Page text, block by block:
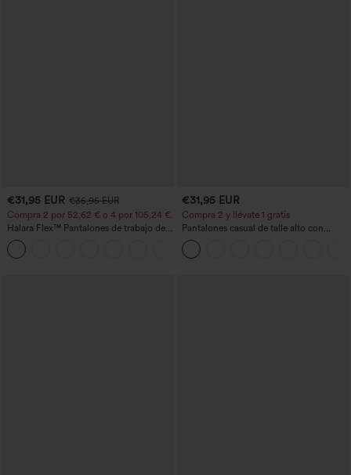
€31,95 EUR €35,95 EUR
Compra 2 por 52,62 € o 4 por 105,24 €.
Halara Flex™ Pantalones de trabajo de
talle alto, moldeadores del cuerpo, que
estilizan la cintura, con bolsillos, de
pierna ancha en micro‑waffle
€31,95 EUR
Compra 2 y llévate 1 gratis
Pantalones casual de talle alto con
cordón, pernera ancha, en mezcla de
lino y con bolsillos